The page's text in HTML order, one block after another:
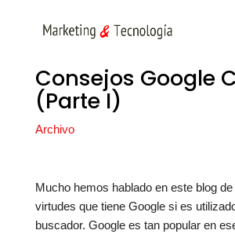
Consejos Google
(Parte I)
Archivo
Mucho hemos hablado en este blog
virtudes que tiene Google si es
buscador. Google es tan popular en